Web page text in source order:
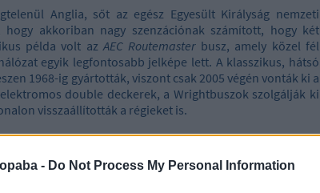
- Do Not Process My Personal Information
Anglia, sőt az egész Egyesült Királyság nemzeti
akkoriban nagy szenzációnak számított, hogy két
példa volt azAEC Routemasterbusz, amely közel fél
egyik legfontosabb jelképe lett. A klasszikus, hátsó
1968-ig gyártották, viszont csak 2005 végén vonták ki a
double deckerek, a Wrightbuszok szolgálják ki
visszaállították a régieket is.
nevén The Tube(A cső). 1890-ben nyílt meg Stockwell
között.